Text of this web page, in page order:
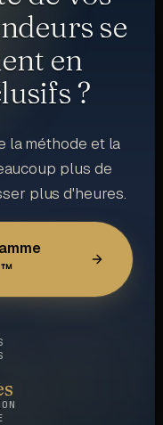
se
en
?
la méthode et la
plus de
plus d'heures.